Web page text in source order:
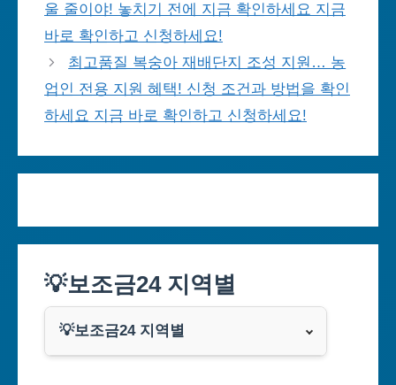
울 줄이야! 놓치기 전에 지금 확인하세요 지금
바로 확인하고 신청하세요!
최고품질 복숭아 재배단지 조성 지원… 농
업인 전용 지원 혜택! 신청 조건과 방법을 확인
하세요 지금 바로 확인하고 신청하세요!
💡보조금24 지역별
💡보조금24 지역별